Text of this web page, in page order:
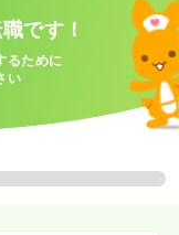
です！
るために
い